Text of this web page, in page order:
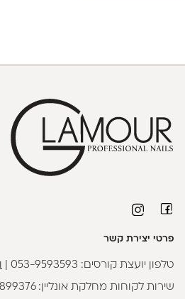
פרטי יצירת קשר
טלפון יועצת קורסים: 053-9593593
שירות לקוחות מחלקת אונליין: